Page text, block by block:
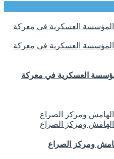
العسكرية في معركة
ومركز الصراع